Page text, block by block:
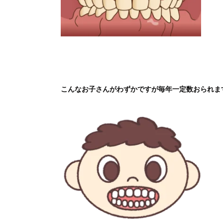
こんなお子さんがわずかですが毎年一定数おられま